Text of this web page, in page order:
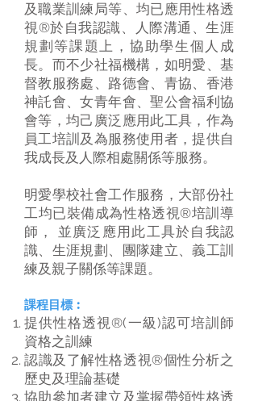
及職業訓練局等、均已應用性格透
視®於自我認識、人際溝通、生涯
規劃等課題上，協助學生個人成
長。而不少社福機構，如明愛、基
督教服務處、路德會、青協、香港
神託會、女青年會、聖公會福利協
會等，均己廣泛應用此工具，作為
員工培訓及為服務使用者，提供自
我成長及人際相處關係等服務。
明愛學校社會工作服務，大部份社
工均已裝備成為性格透視®培訓導
師， 並廣泛應用此工具於自我認
識、生涯規劃、團隊建立、義工訓
練及親子關係等課題。
課程目標︰
提供性格透視®(一級)認可培訓師
資格之訓練
認識及了解性格透視®個性分析之
歷史及理論基礎
協助參加者建立及掌握帶領性格透